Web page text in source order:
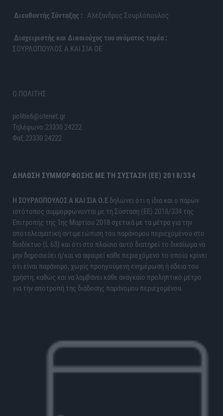
Διευθυντής Σύνταξης : Αλέξανδρος Σουρλόπουλος
Διαχειριστής και Δικαιούχος του ονόματος τομέα :
ΣΟΥΡΛΟΠΟΥΛΟΣ Α ΚΑΙ ΣΙΑ ΟΕ
Ο ΠΟΛΙΤΗΣ
politis6@otenet.gr
Τηλέφωνο:23330 24222
Φαξ:23330 24222
ΔΉΛΩΣΗ ΣΥΜΜΌΡΦΩΣΗΣ ΜΕ ΤΗ ΣΎΣΤΑΣΗ (ΕΕ) 2018/334
H ΣΟΥΡΛΟΠΟΥΛΟΣ Α ΚΑΙ ΣΙΑ Ο.Ε δηλώνει ότι η ίδια και ο παρών
ιστότοπος συμμορφώνονται με τη Σύσταση (ΕΕ) 2018/334 της
Επιτροπής της 1ης Μαρτίου 2018 σχετικά με τα μέτρα για την
αποτελεσματική αντιμετώπιση του παράνομου περιεχομένου στο
διαδίκτυο (L 63) και ότι στο πλαίσιο αυτό διατηρεί το δικαίωμα να
μην δημοσιεύει ή/και να αφαιρεί κάθε περιεχόμενο το οποίο κρίνει
ότι είναι παράνομο, χωρίς προηγούμενη ενημέρωση ή άδεια του
χρήστη, καθώς και να λαμβάνει κάθε αναγκαίο προληπτικό μέτρο
για την αποτροπή της διάδοσης παράνομου περιεχομένου.